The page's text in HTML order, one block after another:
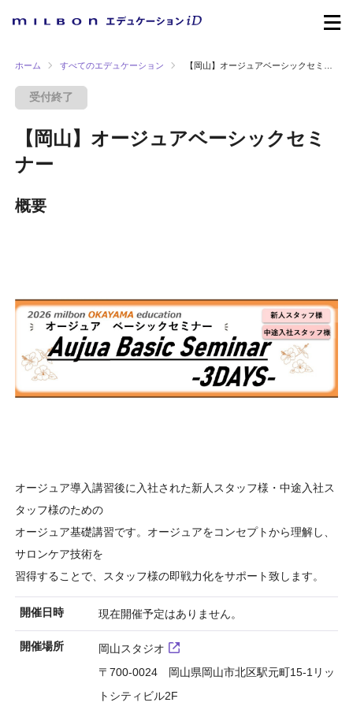
ホーム すべてのエデュケーション 【岡山】オージュアベーシックセミナー
受付終了
【岡山】オージュアベーシックセミ
ナー
概要
オージュア導入講習後に入社された新人スタッフ様・中途入社ス
タッフ様のための
オージュア基礎講習です。オージュアをコンセプトから理解し、
サロンケア技術を
習得することで、スタッフ様の即戦力化をサポート致します。
開催日時 現在開催予定はありません。
開催場所
岡山スタジオ
〒700-0024 岡山県岡山市北区駅元町15-1リッ
トシティビル2F